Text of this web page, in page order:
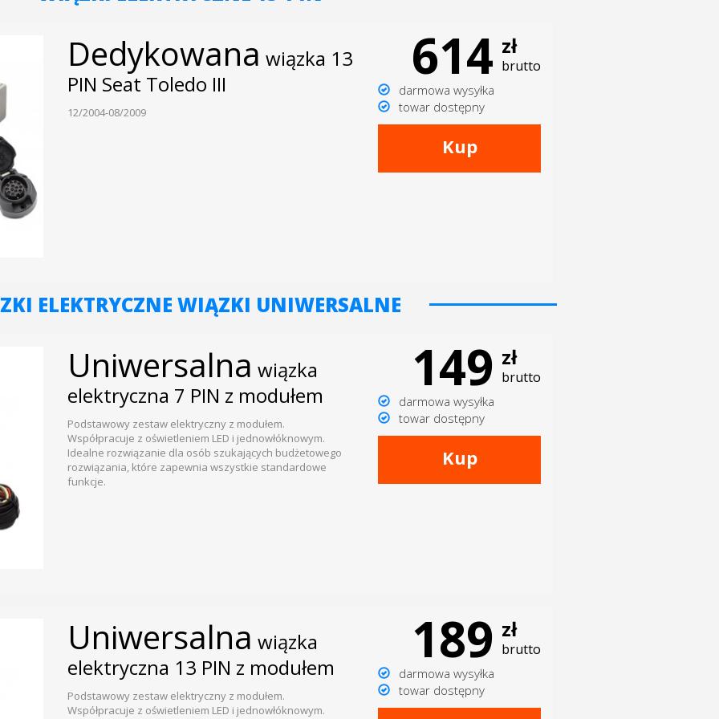
Dedykowana wiązka 13
PIN Seat Toledo III
12/2004-08/2009
614 zł
brutto
darmowa wysyłka
towar dostępny
Kup
ELEKTRYCZNE WIĄZKI UNIWERSALNE
Uniwersalna wiązka
elektryczna 7 PIN z modułem
Podstawowy zestaw elektryczny z modułem.
Współpracuje z oświetleniem LED i jednowłóknowym.
Idealne rozwiązanie dla osób szukających budżetowego
rozwiązania, które zapewnia wszystkie standardowe
funkcje.
149 zł
brutto
darmowa wysyłka
towar dostępny
Kup
Uniwersalna wiązka
elektryczna 13 PIN z modułem
Podstawowy zestaw elektryczny z modułem.
Współpracuje z oświetleniem LED i jednowłóknowym.
189 zł
brutto
darmowa wysyłka
towar dostępny